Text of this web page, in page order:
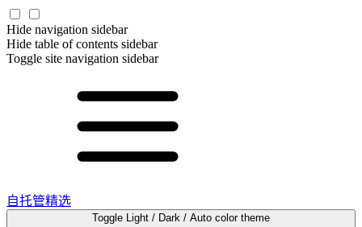
Hide navigation sidebar
Hide table of contents sidebar
Toggle site navigation sidebar
自托管精选
Toggle Light / Dark / Auto color theme